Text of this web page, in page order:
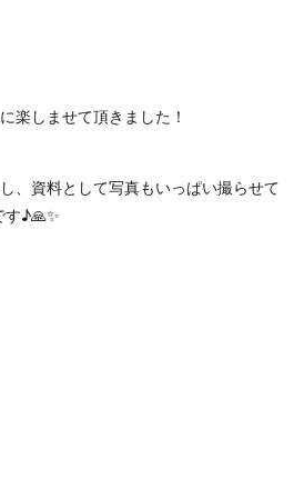
楽しませて頂きました！
、資料として写真もいっぱい撮らせて
♪🙏✨